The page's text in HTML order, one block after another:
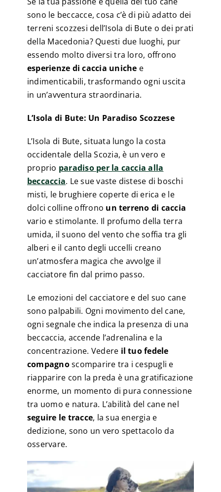
sono le beccacce, cosa c’è di più adatto dei
terreni scozzesi dell’Isola di Bute o dei prati
della Macedonia? Questi due luoghi, pur
essendo molto diversi tra loro, offrono
esperienze di caccia uniche e
indimenticabili, trasformando ogni uscita
in un’avventura straordinaria.
L’Isola di Bute: Un Paradiso Scozzese
L’Isola di Bute, situata lungo la costa
occidentale della Scozia, è un vero e
proprio paradiso per la caccia alla
beccaccia. Le sue vaste distese di boschi
misti, le brughiere coperte di erica e le
dolci colline offrono un terreno di caccia
vario e stimolante. Il profumo della terra
umida, il suono del vento che soffia tra gli
alberi e il canto degli uccelli creano
un’atmosfera magica che avvolge il
cacciatore fin dal primo passo.
Le emozioni del cacciatore e del suo cane
sono palpabili. Ogni movimento del cane,
ogni segnale che indica la presenza di una
beccaccia, accende l’adrenalina e la
concentrazione. Vedere il tuo fedele
compagnoscomparire tra i cespugli e
riapparire con la preda è una gratificazione
enorme, un momento di pura connessione
tra uomo e natura. L’abilità del cane nel
seguire le tracce, la sua energia e
dedizione, sono un vero spettacolo da
osservare.